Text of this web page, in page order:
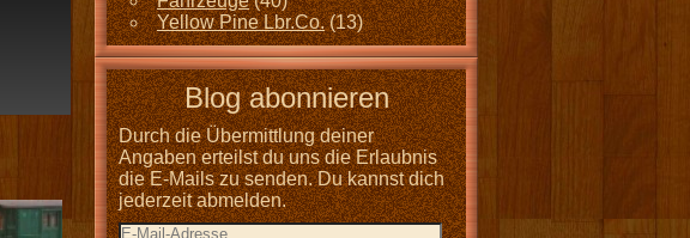
Yellow Pine Lbr.Co.(13)
Blog abonnieren
Durch die Übermittlung deiner
Angaben erteilst du uns die Erlaubnis
die E-Mails zu senden. Du kannst dich
jederzeit abmelden.